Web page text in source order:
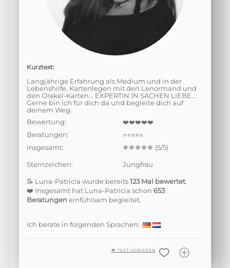
Kurztext:
Langjährige Erfahrung als Medium und in der
Lebenshilfe, Kartenlegen mit den Lenormand und
den Orakel-Karten... EXPERTIN IN SACHEN LIEBE...
Gerne bin ich für dich da und begleite dich auf
deinem Weg.
Bewertung:
❤️❤️❤️❤️❤️
Beratungen: ⭐⭐⭐⭐⭐
Insgesamt: 🔷🔷🔷🔷🔷 (5/5)
Sternzeichen: Jungfrau
📝 Luna-Patricia wurde bereits123 Mal bewertet.
❤️ Insgesamt hat Luna-Patricia schon653
Beratungen einfühlsam begleitet.
Ich berate in folgenden Sprachen:
🔊 TEXT VORLESEN